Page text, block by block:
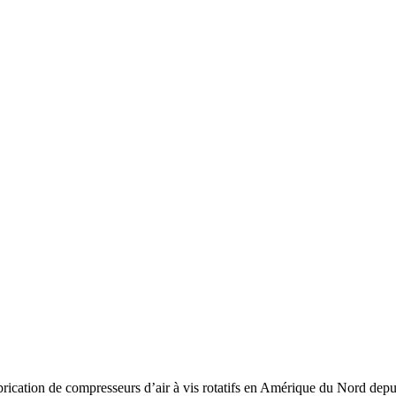
de compresseurs d’air à vis rotatifs en Amérique du Nord